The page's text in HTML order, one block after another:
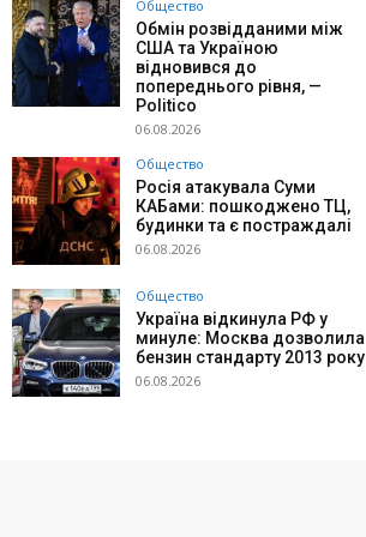
Общество
Обмін розвідданими між
США та Україною
відновився до
попереднього рівня, —
Politico
06.08.2026
Общество
Росія атакувала Суми
КАБами: пошкоджено ТЦ,
будинки та є постраждалі
06.08.2026
Общество
Україна відкинула РФ у
минуле: Москва дозволила
бензин стандарту 2013 року
06.08.2026